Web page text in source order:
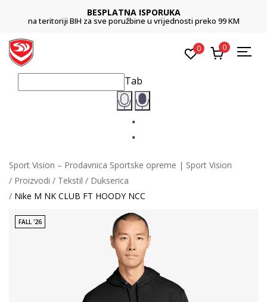
BESPLATNA ISPORUKA
na teritoriji BIH za sve poružbine u vrijednosti preko 99 KM
0 0
Tab
Sport Vision – Prodavnica Sportske opreme | Sport Vision
Proizvodi
Tekstil
Dukserica
Nike M NK CLUB FT HOODY NCC
FALL '26